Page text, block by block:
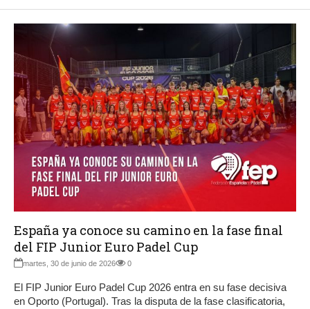
España ya conoce su camino en la fase final
del FIP Junior Euro Padel Cup
martes, 30 de junio de 2026 0
El FIP Junior Euro Padel Cup 2026 entra en su fase decisiva
en Oporto (Portugal). Tras la disputa de la fase clasificatoria,